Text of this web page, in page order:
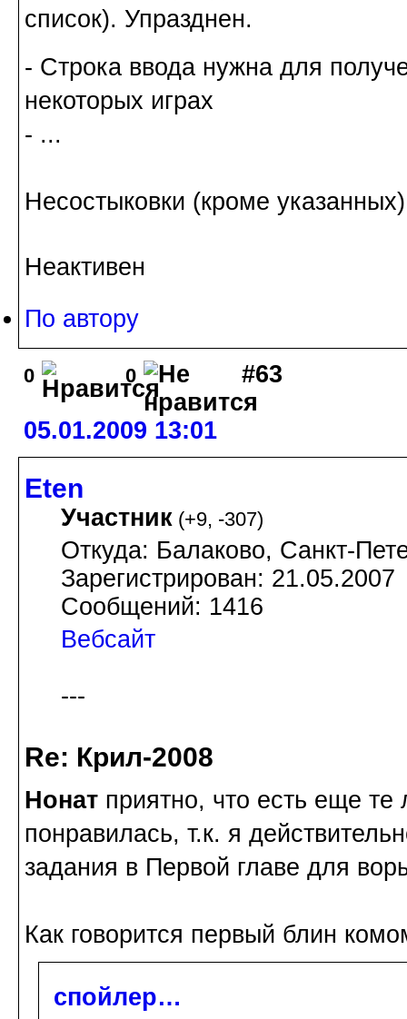
список). Упразднен.
- Строка ввода нужна для
некоторых играх
- ...
Несостыковки (кроме
Неактивен
По автору
0 0 #63
05.01.2009 13:01
Eten
Участник (+9, -307)
Откуда: Балаково, Санкт-
Зарегистрирован: 21.05.2007
Сообщений: 1416
Вебсайт
---
Re: Крил-2008
Нонат приятно, что есть еще
понравилась, т.к. я
задания в Первой главе для
Как говорится первый блин
спойлер…